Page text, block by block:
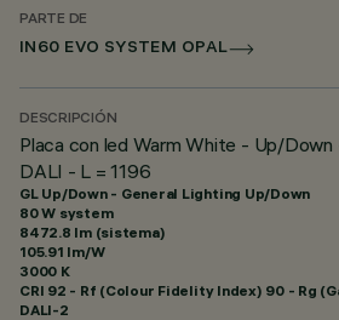
PARTE DE
IN60 EVO SYSTEM OPAL
DESCRIPCIÓN
Placa con led Warm White - Up/
DALI - L = 1196
GL Up/Down - General Lighting Up/Down
80 W system
8472.8 lm (sistema)
105.91 lm/W
3000 K
CRI 92 - Rf (Colour Fidelity Index) 90 - Rg
DALI-2